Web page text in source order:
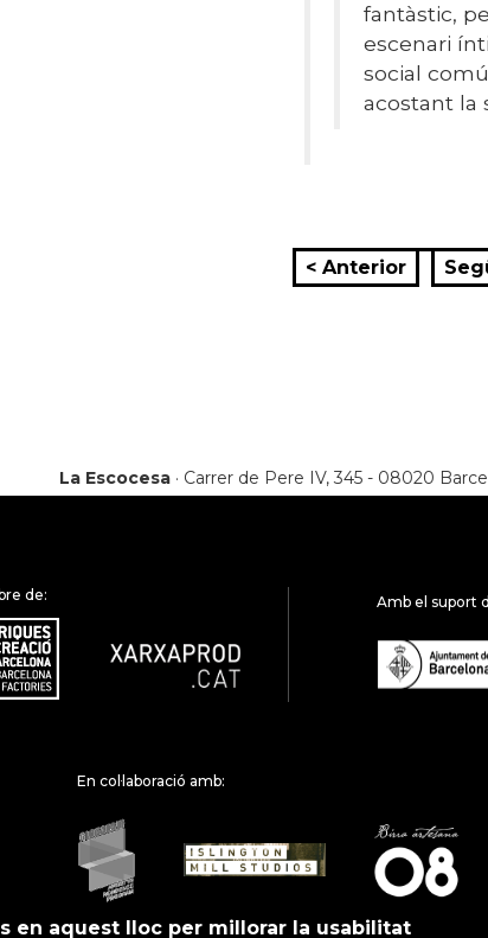
fantàstic,
escenari
social
acostant la
< Anterior
La Escocesa· Carrer de Pere IV, 345 - 08020
de: Amb el suport
En col·laboració amb:
en aquest lloc per millorar la usabilitat